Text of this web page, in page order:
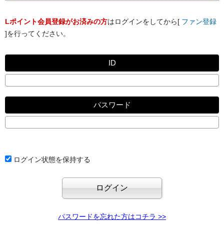
Lポイント会員登録がお済みの方はログインをしてから[ ファン登録
]を行ってください。
ID
パスワード
ログイン状態を保持する
パスワードを忘れた方はコチラ >>